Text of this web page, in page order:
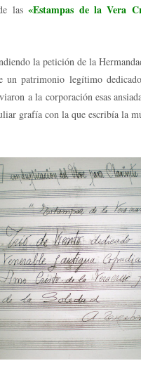
las«Estampas de la Vera
la petición de la
un patrimonio legítimo
a la corporación esas
grafía con la que escribía la